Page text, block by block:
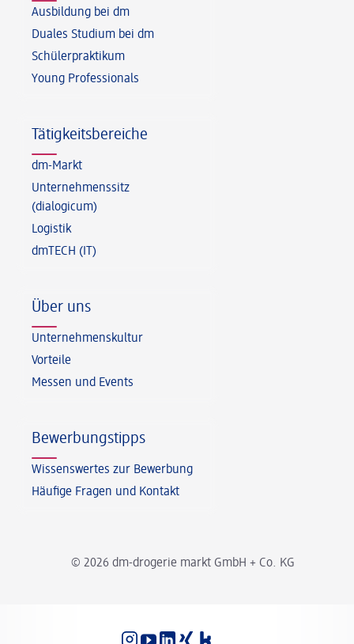
© 2026 dm-drogerie markt GmbH + Co. KG
Ausbildung bei dm
Duales Studium bei dm
Schülerpraktikum
Young Professionals
Tätigkeitsbereiche
dm-Markt
Unternehmenssitz
(dialogicum)
Logistik
dmTECH (IT)
Über uns
Unternehmenskultur
Vorteile
Messen und Events
Bewerbungstipps
Wissenswertes zur Bewerbung
Häufige Fragen und Kontakt